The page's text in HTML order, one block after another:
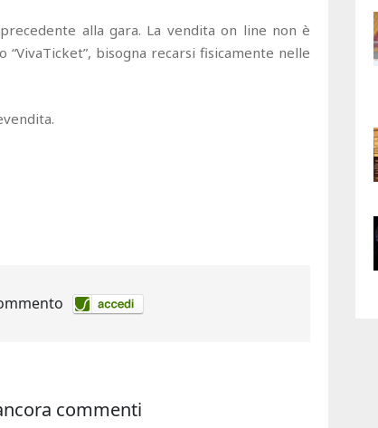
alla gara. La vendita on line non è
bisogna recarsi fisicamente nelle